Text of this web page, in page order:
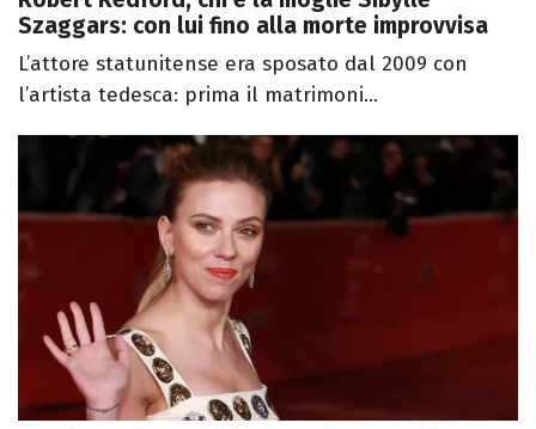
Szaggars: con lui fino alla morte improvvisa
L’attore statunitense era sposato dal 2009 con
l’artista tedesca: prima il matrimoni...